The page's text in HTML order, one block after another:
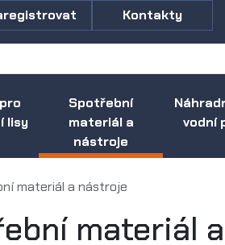
lisy
Spotřební
materiál a
nástroje
vodní
Kontakty
materiál a nástroje
materiál